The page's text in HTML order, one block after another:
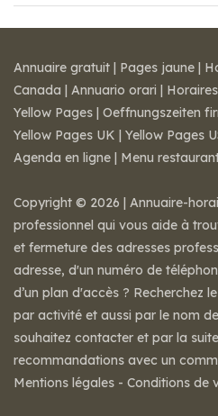
Annuaire gratuit | Pages jaune |
Canada | Annuario orari |
Yellow Pages | Oeffnungszeiten
Yellow Pages UK | Yellow Pages
Agenda en ligne | Menu
Copyright © 2026 | Annuaire-
professionnel qui vous aide à
et fermeture des adresses
adresse, d'un numéro de
d’un plan d'accès ? Recherchez
par activité et aussi par le nom
souhaitez contacter et par la
recommandations avec un
Mentions légales - Conditions de